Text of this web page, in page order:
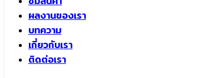
ผลงานของเรา
บทความ
เกี่ยวกับเรา
ติดต่อเรา